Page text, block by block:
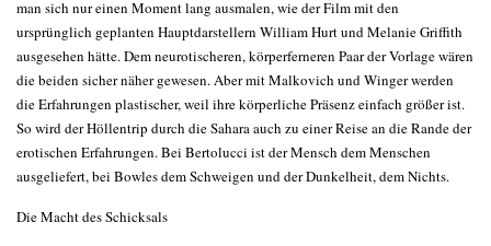
man sich nur einen Moment lang ausmalen, wie der Film mit den
ursprünglich geplanten Hauptdarstellern William Hurt und Melanie Griffith
ausgesehen hätte. Dem neurotischeren, körperferneren Paar der Vorlage wären
die beiden sicher näher gewesen. Aber mit Malkovich und Winger werden
die Erfahrungen plastischer, weil ihre körperliche Präsenz einfach größer ist.
So wird der Höllentrip durch die Sahara auch zu einer Reise an die Rande der
erotischen Erfahrungen. Bei Bertolucci ist der Mensch dem Menschen
ausgeliefert, bei Bowles dem Schweigen und der Dunkelheit, dem Nichts.
Die Macht des Schicksals